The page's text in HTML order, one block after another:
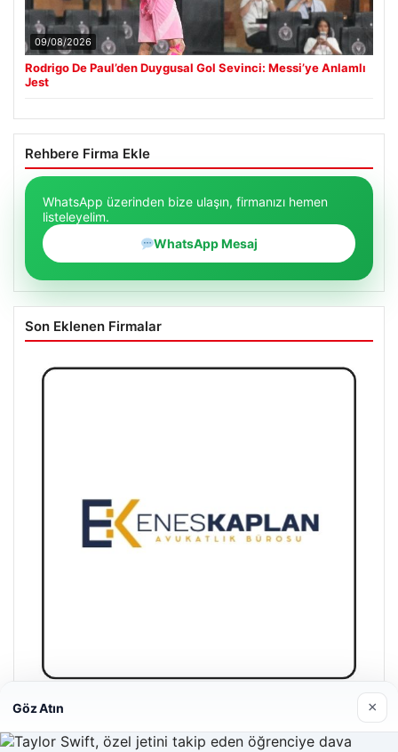
09/08/2026
Rodrigo De Paul’den Duygusal Gol Sevinci: Messi’ye Anlamlı
Jest
Rehbere Firma Ekle
WhatsApp üzerinden bize ulaşın, firmanızı hemen
listeleyelim.
WhatsApp Mesaj
Son Eklenen Firmalar
Enes Kaplan Avukatlık Bürosu
28/04/2026
Göz Atın ×